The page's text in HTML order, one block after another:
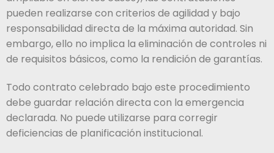
pueden realizarse con criterios de agilidad y bajo
responsabilidad directa de la máxima autoridad. Sin
embargo, ello no implica la eliminación de controles ni
de requisitos básicos, como la rendición de garantías.
Todo contrato celebrado bajo este procedimiento
debe guardar relación directa con la emergencia
declarada. No puede utilizarse para corregir
deficiencias de planificación institucional.